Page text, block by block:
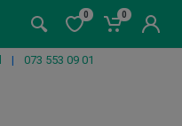
0 0
| 073 553 09 01